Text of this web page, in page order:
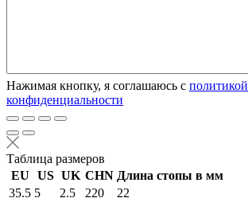
Нажимая кнопку, я соглашаюсь с политикой
конфиденциальности
Таблица размеров
EU
US UK CHN Длина стопы в мм
35.5 5 2.5 220
22